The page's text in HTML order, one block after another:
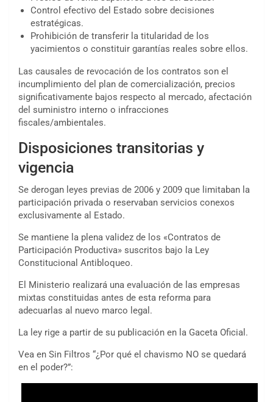
Control efectivo del Estado sobre decisiones
estratégicas.
Prohibición de transferir la titularidad de los
yacimientos o constituir garantías reales sobre ellos.
Las causales de revocación de los contratos son el
incumplimiento del plan de comercialización, precios
significativamente bajos respecto al mercado, afectación
del suministro interno o infracciones
fiscales/ambientales.
Disposiciones transitorias y
vigencia
Se derogan leyes previas de 2006 y 2009 que limitaban la
participación privada o reservaban servicios conexos
exclusivamente al Estado.
Se mantiene la plena validez de los «Contratos de
Participación Productiva» suscritos bajo la Ley
Constitucional Antibloqueo.
El Ministerio realizará una evaluación de las empresas
mixtas constituidas antes de esta reforma para
adecuarlas al nuevo marco legal.
La ley rige a partir de su publicación en la Gaceta Oficial.
Vea en Sin Filtros “¿Por qué el chavismo NO se quedará
en el poder?”: